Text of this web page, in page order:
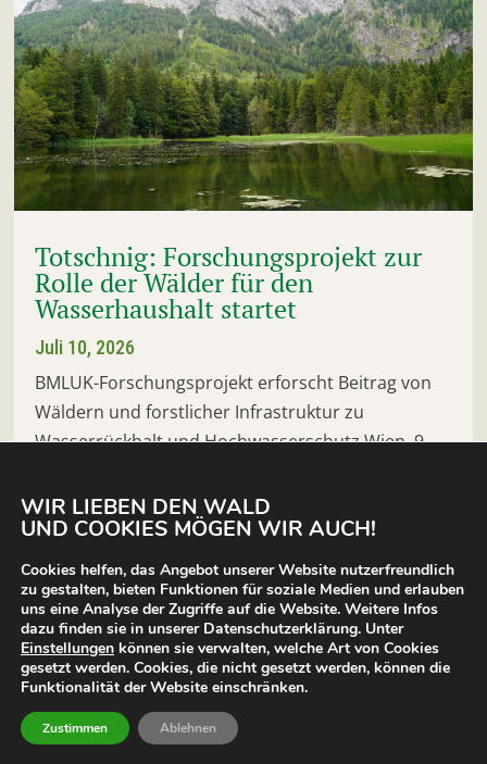
Totschnig: Forschungsprojekt zur
Rolle der Wälder für den
Wasserhaushalt startet
Juli 10, 2026
BMLUK-Forschungsprojekt erforscht Beitrag von
Wäldern und forstlicher Infrastruktur zu
Wasserrückhalt und Hochwasserschutz Wien, 9.
häufigeren Starkregenereignissen und längeren
Trockenperioden. Um Wasser künftig besser...
MEHR LESEN
« Ältere Einträge
WIR LIEBEN DEN WALD
UND COOKIES MÖGEN WIR AUCH!
Cookies helfen, das Angebot unserer Website nutzerfreundlich
zu gestalten, bieten Funktionen für soziale Medien und erlauben
uns eine Analyse der Zugriffe auf die Website. Weitere Infos
dazu finden sie in unserer Datenschutzerklärung. Unter
Einstellungen können sie verwalten, welche Art von Cookies
gesetzt werden. Cookies, die nicht gesetzt werden, können die
Funktionalität der Website einschränken.
Zustimmen Ablehnen